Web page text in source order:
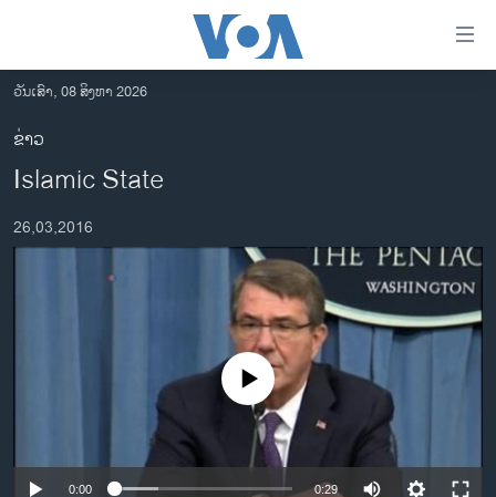
ເຂົ້າ
ຫາ
ຂ້າມ
ຂ້າມ
ໄປ
ອາເມຣິກາ
ການເລືອກຕັ້ງ ປະທານາທີບໍດີ ສະຫະລັດ 2024
ອິດສະຫຼະພາບດ້ານການຂ່າວ
ຊຸມຊົນຊາວລາວ
ວັນເສົາ, 08 ສິງຫາ 2026
ຂ່າວ
Islamic State
26,03,2016
No media source currently available
0:00 0:29